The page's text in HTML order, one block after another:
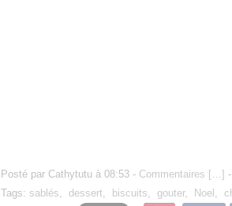
Posté par Cathytutu à 08:53 - Commentaires [ …]
Tags: sablés, dessert, biscuits, gouter, Noel ,